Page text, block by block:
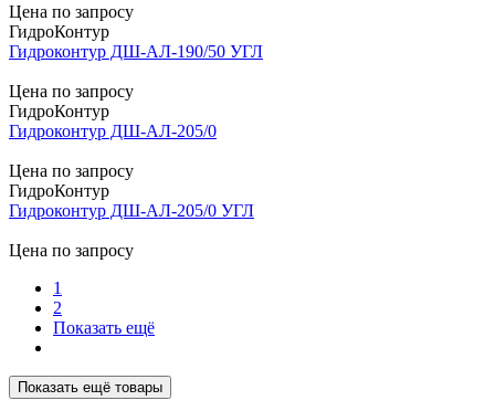
Цена по запросу
ГидроКонтур
Гидроконтур ДШ-АЛ-190/50 УГЛ
Цена по запросу
ГидроКонтур
Гидроконтур ДШ-АЛ-205/0
Цена по запросу
ГидроКонтур
Гидроконтур ДШ-АЛ-205/0 УГЛ
Цена по запросу
1
2
Показать ещё
Показать ещё товары